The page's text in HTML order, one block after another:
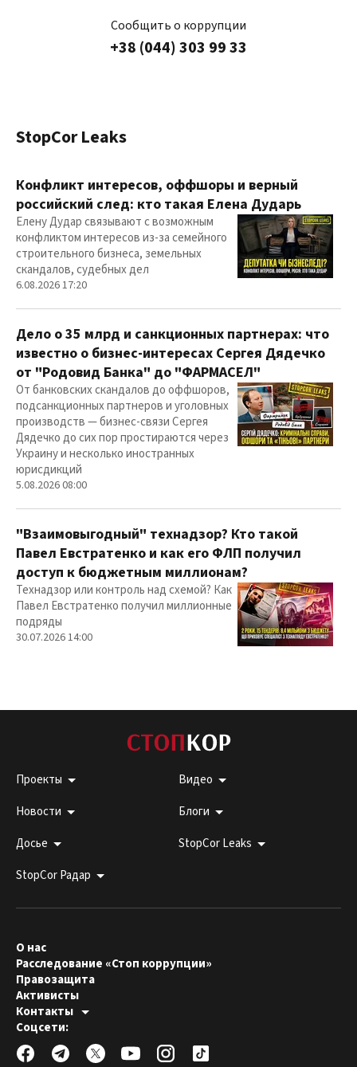
Сообщить о коррупции
+38 (044) 303 99 33
StopCor Leaks
Конфликт интересов, оффшоры и верный
российский след: кто такая Елена Дударь
Елену Дудар связывают с возможным
конфликтом интересов из-за семейного
строительного бизнеса, земельных
скандалов, судебных дел
6.08.2026 17:20
Дело о 35 млрд и санкционных партнерах: что
известно о бизнес-интересах Сергея Дядечко
от "Родовид Банка" до "ФАРМАСЕЛ"
От банковских скандалов до оффшоров,
подсанкционных партнеров и уголовных
производств — бизнес-связи Сергея
Дядечко до сих пор простираются через
Украину и несколько иностранных
юрисдикций
5.08.2026 08:00
"Взаимовыгодный" технадзор? Кто такой
Павел Евстратенко и как его ФЛП получил
доступ к бюджетным миллионам?
Технадзор или контроль над схемой? Как
Павел Евстратенко получил миллионные
подряды
30.07.2026 14:00
Проекты
Видео
Новости
Блоги
Досье
StopCor Leaks
StopCor Радар
О нас
Расследование «Стоп коррупции»
Правозащита
Активисты
Контакты
Горячая линия:
Редакция СтопКора:
stopcor.org@gmail.com
Юристы:
law@stopcor.org
Соцсети: